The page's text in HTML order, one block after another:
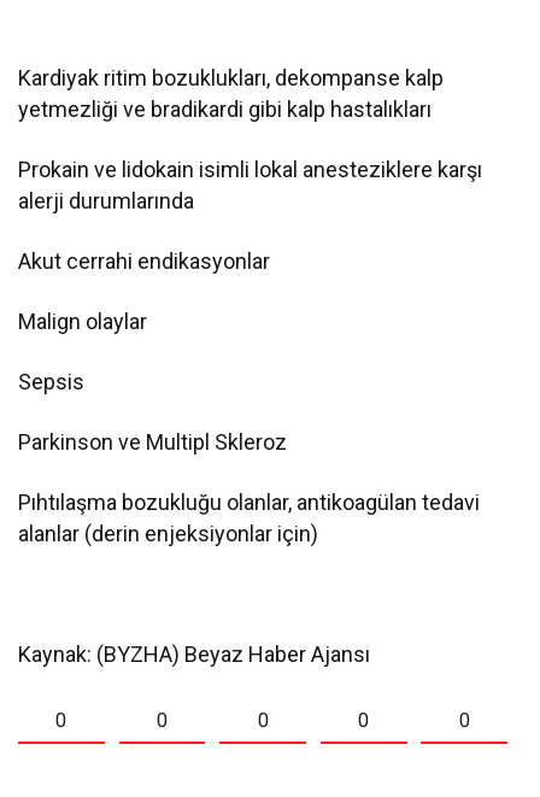
Kardiyak ritim bozuklukları, dekompanse kalp
yetmezliği ve bradikardi gibi kalp hastalıkları
Prokain ve lidokain isimli lokal anesteziklere karşı
alerji durumlarında
Akut cerrahi endikasyonlar
Malign olaylar
Sepsis
Parkinson ve Multipl Skleroz
Pıhtılaşma bozukluğu olanlar, antikoagülan tedavi
alanlar (derin enjeksiyonlar için)
Kaynak: (BYZHA) Beyaz Haber Ajansı
0 0 0 0 0